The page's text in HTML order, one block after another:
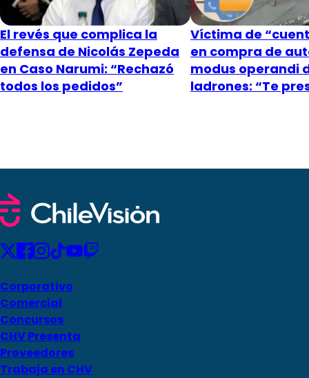
El revés que complica la
defensa de Nicolás Zepeda
en Caso Narumi: “Rechazó
todos los pedidos”
Víctima de
en compra de
modus operandi
ladrones: “Te
Corporativo
Comercial
Concursos
CHV Presenta
Proveedores
Trabaja en CHV